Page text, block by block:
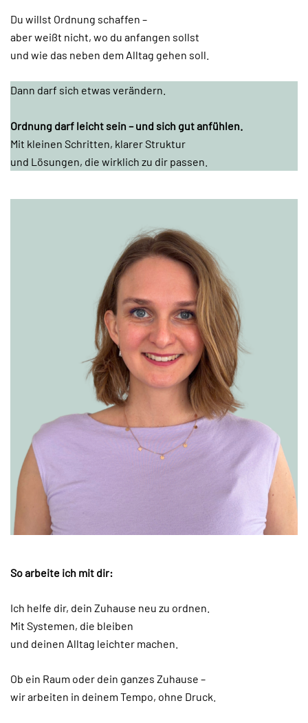
Du willst Ordnung schaffen –
aber weißt nicht, wo du anfangen sollst
und wie das neben dem Alltag gehen soll.
Dann darf sich etwas verändern.
Ordnung darf leicht sein – und sich gut anfühlen.
Mit kleinen Schritten, klarer Struktur
und Lösungen, die wirklich zu dir passen.
So arbeite ich mit dir:
Ich helfe dir, dein Zuhause neu zu ordnen.
Mit Systemen, die bleiben
und deinen Alltag leichter machen.
Ob ein Raum oder dein ganzes Zuhause –
wir arbeiten in deinem Tempo, ohne Druck.